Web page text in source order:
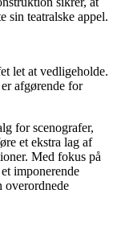
sin teatralske appel.
let at vedligeholde.
afgørende for
for scenografer,
et ekstra lag af
Med fokus på
imponerende
overordnede